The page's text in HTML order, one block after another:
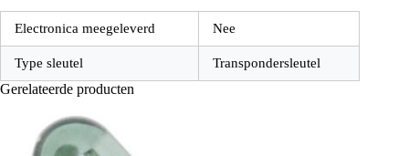
Electronica meegeleverd Nee
Type sleutel Transpondersleutel
Gerelateerde producten